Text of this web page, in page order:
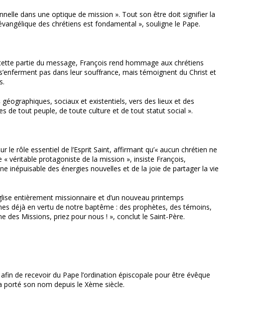
dans une optique de mission ». Tout son être doit signifier la
des chrétiens est fondamental », souligne le Pape.
partie du message, François rend hommage aux chrétiens
pas dans leur souffrance, mais témoignent du Christ et
sociaux et existentiels, vers des lieux et des
de tout peuple, de toute culture et de tout statut social ».
rôle essentiel de l’Esprit Saint, affirmant qu’« aucun chrétien ne
« véritable protagoniste de la mission », insiste François,
inépuisable des énergies nouvelles et de la joie de partager la vie
entièrement missionnaire et d’un nouveau printemps
déjà en vertu de notre baptême : des prophètes, des témoins,
des Missions, priez pour nous ! », conclut le Saint-Père.
de recevoir du Pape l’ordination épiscopale pour être évêque
son nom depuis le Xème siècle.